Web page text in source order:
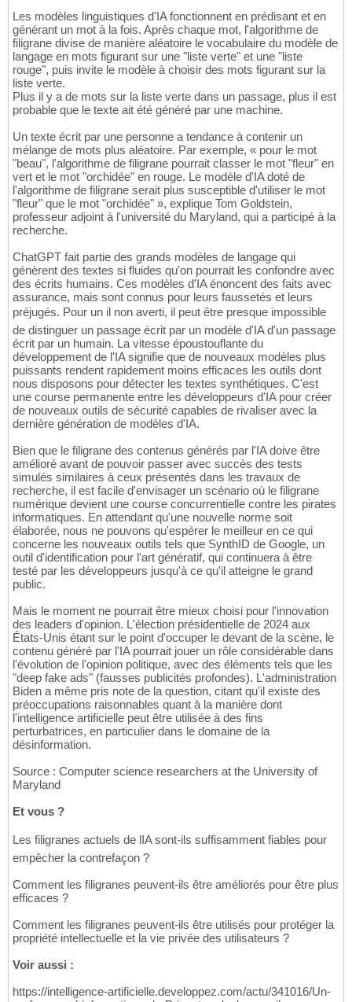
Les modèles linguistiques d'IA fonctionnent en prédisant et en
générant un mot à la fois. Après chaque mot, l'algorithme de
filigrane divise de manière aléatoire le vocabulaire du modèle de
langage en mots figurant sur une "liste verte" et une "liste
rouge", puis invite le modèle à choisir des mots figurant sur la
liste verte.
Plus il y a de mots sur la liste verte dans un passage, plus il est
probable que le texte ait été généré par une machine.
Un texte écrit par une personne a tendance à contenir un
mélange de mots plus aléatoire. Par exemple, « pour le mot
"beau", l'algorithme de filigrane pourrait classer le mot "fleur" en
vert et le mot "orchidée" en rouge. Le modèle d'IA doté de
l'algorithme de filigrane serait plus susceptible d'utiliser le mot
"fleur" que le mot "orchidée" », explique Tom Goldstein,
professeur adjoint à l'université du Maryland, qui a participé à la
recherche.
ChatGPT fait partie des grands modèles de langage qui
génèrent des textes si fluides qu'on pourrait les confondre avec
des écrits humains. Ces modèles d'IA énoncent des faits avec
assurance, mais sont connus pour leurs faussetés et leurs
préjugés. Pour un il non averti, il peut être presque impossible
de distinguer un passage écrit par un modèle d'IA d'un passage
écrit par un humain. La vitesse époustouflante du
développement de l'IA signifie que de nouveaux modèles plus
puissants rendent rapidement moins efficaces les outils dont
nous disposons pour détecter les textes synthétiques. C'est
une course permanente entre les développeurs d'IA pour créer
de nouveaux outils de sécurité capables de rivaliser avec la
dernière génération de modèles d'IA.
Bien que le filigrane des contenus générés par l'IA doive être
amélioré avant de pouvoir passer avec succès des tests
simulés similaires à ceux présentés dans les travaux de
recherche, il est facile d'envisager un scénario où le filigrane
numérique devient une course concurrentielle contre les pirates
informatiques. En attendant qu'une nouvelle norme soit
élaborée, nous ne pouvons qu'espérer le meilleur en ce qui
concerne les nouveaux outils tels que SynthID de Google, un
outil d'identification pour l'art génératif, qui continuera à être
testé par les développeurs jusqu'à ce qu'il atteigne le grand
public.
Mais le moment ne pourrait être mieux choisi pour l'innovation
des leaders d'opinion. L'élection présidentielle de 2024 aux
États-Unis étant sur le point d'occuper le devant de la scène, le
contenu généré par l'IA pourrait jouer un rôle considérable dans
l'évolution de l'opinion politique, avec des éléments tels que les
"deep fake ads" (fausses publicités profondes). L'administration
Biden a même pris note de la question, citant qu'il existe des
préoccupations raisonnables quant à la manière dont
l'intelligence artificielle peut être utilisée à des fins
perturbatrices, en particulier dans le domaine de la
désinformation.
Source : Computer science researchers at the University of
Maryland
Et vous ?
Les filigranes actuels de lIA sont-ils suffisamment fiables pour
empêcher la contrefaçon ?
Comment les filigranes peuvent-ils être améliorés pour être plus
efficaces ?
Comment les filigranes peuvent-ils être utilisés pour protéger la
propriété intellectuelle et la vie privée des utilisateurs ?
Voir aussi :
https://intelligence-artificielle.developpez.com/actu/341016/Un-